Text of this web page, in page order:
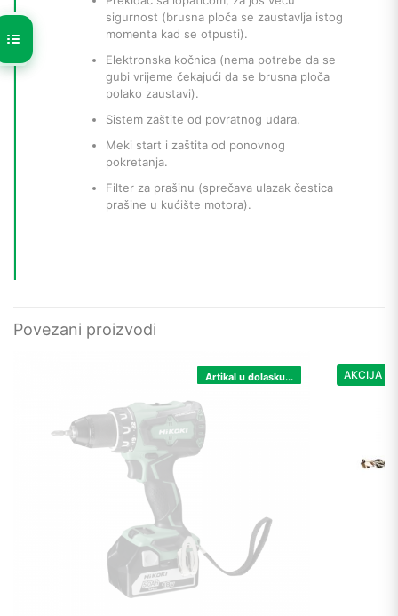
sigurnost (brusna ploča se zaustavlja istog
momenta kad se otpusti).
Elektronska kočnica (nema potrebe da se
gubi vrijeme čekajući da se brusna ploča
polako zaustavi).
Sistem zaštite od povratnog udara.
Meki start i zaštita od ponovnog
pokretanja.
Filter za prašinu (sprečava ulazak čestica
prašine u kućište motora).
Povezani proizvodi
Artikal u dolasku... AKCIJA